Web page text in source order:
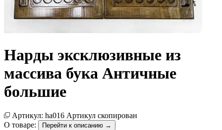
Нарды эксклюзивные из
массива бука Античные
большие
Артикул: ha016 Артикул скопирован
О товаре:
Перейти к описанию →